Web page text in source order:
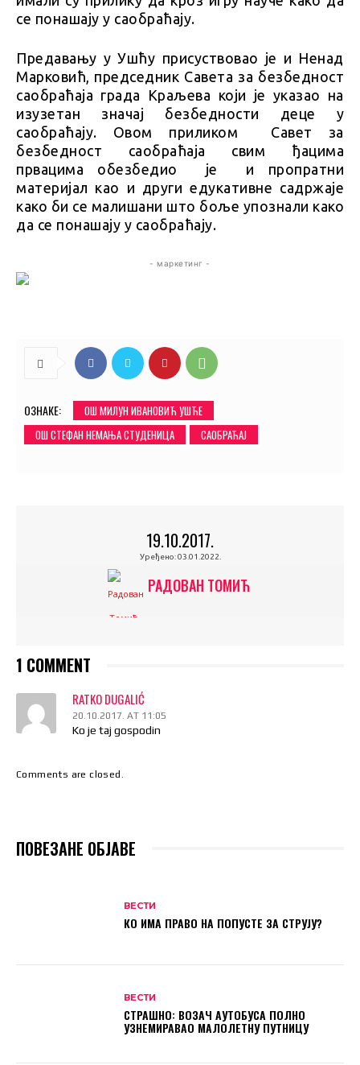
се понашају у саобраћају.
Предавању у Ушћу присуствовао је и Ненад
Марковић, председник Савета за безбедност
саобраћаја града Краљева који је указао на
изузетан значај безбедности деце у
саобраћају. Овом приликом Савет за
безбедност саобраћаја свим ђацима
првацима обезбедио је и пропратни
материјал као и други едукативне садржаје
како би се малишани што боље упознали како
да се понашају у саобраћају.
- маркетинг -
ОЗНАКЕ:
ОШ МИЛУН ИВАНОВИЋ УШЋЕ
ОШ СТЕФАН НЕМАЊА СТУДЕНИЦА
САОБРАЋАЈ
19.10.2017.
Уређено: 03.01.2022.
РАДОВАН ТОМИЋ
1 COMMENT
RATKO DUGALIĆ
20.10.2017. AT 11:05
Ko je taj gospodin
Comments are closed.
ПОВЕЗАНЕ ОБЈАВЕ
ВЕСТИ
КО ИМА ПРАВО НА ПОПУСТЕ ЗА СТРУЈУ?
ВЕСТИ
СТРАШНО: ВОЗАЧ АУТОБУСА ПОЛНО
УЗНЕМИРАВАО МАЛОЛЕТНУ ПУТНИЦУ